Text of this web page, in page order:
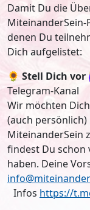
Damit Du die
denen Du
Dich aufgelistet:
🌻 Stell Dich vor
Telegram-Kanal
Wir möchten
(auch
MiteinanderSein
findest Du schon
haben. Deine
Infos https://